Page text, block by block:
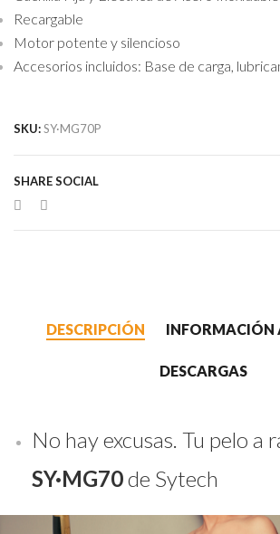
Recargable
Motor potente y silencioso
Accesorios incluidos: Base de carga,
SKU:SY·MG70P
SHARE SOCIAL
DESCRIPCIÓN INFORMACIÓN
DESCARGAS
No hay excusas. Tu pelo a
SY·MG70de Sytech